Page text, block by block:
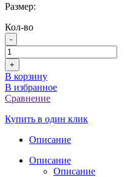
Размер:
Кол-во
-
+
В корзину
В избранное
Сравнение
Купить в один клик
Описание
Описание
Описание